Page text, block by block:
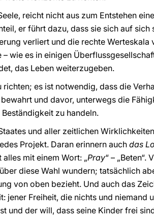
reicht nicht aus zum Entstehen
er führt dazu, dass sie sich auf sich
verliert und die rechte Werteskala
wie es in einigen
das Leben weiterzugeben.
es ist notwendig, dass die
und davor, unterwegs die
zu handeln.
und aller zeitlichen
Projekt. Daran erinnern auchdas
mit einem Wort: „Pray“ – „Beten“.
diese Wahl wundern; tatsächlich
von oben bezieht. Und auch das
jener Freiheit, die nichts und niemand
und der will, dass seine Kinder frei